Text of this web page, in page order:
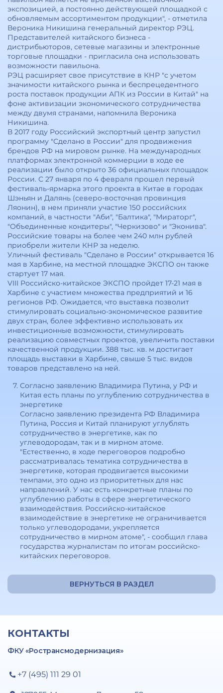
экспозицией, а постоянно действующей площадкой с
обновляемым ассортиментом продукции", - отметила
Вероника Никишина генеральный директор РЭЦ.
Представителей китайского бизнеса -
дистрибьюторов, сетевые магазины и электронные
торговые площадки - пригласила она использовать
возможности павильона.
РЭЦ расширяет свое присутствие в КНР "с учетом
значимости китайского рынка и беспрецедентного
роста поставок продукции АПК из России в Китай" на
фоне активизации экономического сотрудничества
между двумя странами, напомнила Вероника
Никишина.
В 2017 году Российский экспортный центр запустил
программу "Сделано в России" для продвижения
брендов РФ на мировом рынке. На международных
платформах электронной коммерции в ходе ее
реализации было открыто 36 официальных площадок
России. С 27 января по 4 февраля прошел первый
фестиваль-ярмарка этого проекта в Китае в городах
Шэньян и Далянь (северо-восточная провинция
Ляонин), в нем приняли участие 150 российских
компаний, в частности "Аби", "Балтика", "Мираторг",
"Объединенные кондитеры", "Черкизово" и "Эконива".
Российские товары на более чем 240 млн рублей
приобрели жители КНР за неделю.
Уличный фестиваль "Сделано в России" открывается 16
мая в Харбине, на местной площадке ЭКСПО он также
стартует 17 мая.
VIII Российско-китайское ЭКСПО пройдет 17-21 мая в
Харбине с участием множества предприятий и 16
регионов РФ. Ожидается, что выставка позволит
стимулировать социально-экономическое развитие
двух стран, более эффективно использовать их
инвестиционные возможности, стимулировать
реализацию совместных проектов, увеличить поставки
качественной продукции. 388 тыс. кв. м достигает
площадь выставки в Харбине, свыше 5 тыс. видов
товаров представлено на ней.
Согласно заявлению Владимира Путина, у РФ и
Китая есть планы по углублению сотрудничества в
энергетике
Согласно заявлению президента РФ Владимира
Путина, Россия и Китай планируют углублять
сотрудничество в энергетике, как по
углеводородам, так и в мирном атоме.
"Естественно, в ходе переговоров подробно
рассматривалась тематика сотрудничества в
энергетике, которая продвигается высокими
темпами, это одно из приоритетных для нас
направлений. У нас есть конкретные планы по
углублению работы в сфере энергетического
взаимодействия. Российско-китайское
взаимодействие в энергетике не ограничивается
только углеводородами, укрепляется
сотрудничество в мирном атоме", - сообщил глава
государства журналистам по итогам российско-
китайских переговоров.
ВЕРНУТЬСЯ В РАЗДЕЛ
КОНТАКТЫ
ФКУ «Ространсмодернизация»
+7 (495) 111 29 01